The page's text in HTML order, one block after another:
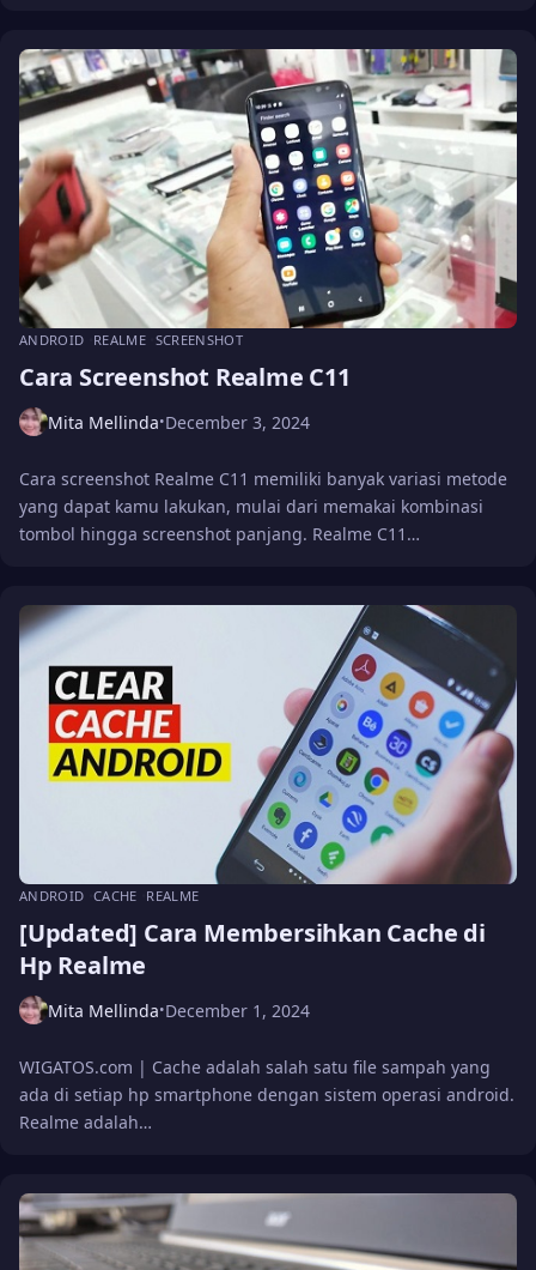
ANDROID REALME SCREENSHOT
Cara Screenshot Realme C11
Mita Mellinda•December 3, 2024
Cara screenshot Realme C11 memiliki banyak variasi metode
yang dapat kamu lakukan, mulai dari memakai kombinasi
tombol hingga screenshot panjang. Realme C11…
ANDROID CACHE REALME
[Updated] Cara Membersihkan Cache di
Hp Realme
Mita Mellinda•December 1, 2024
WIGATOS.com | Cache adalah salah satu file sampah yang
ada di setiap hp smartphone dengan sistem operasi android.
Realme adalah…